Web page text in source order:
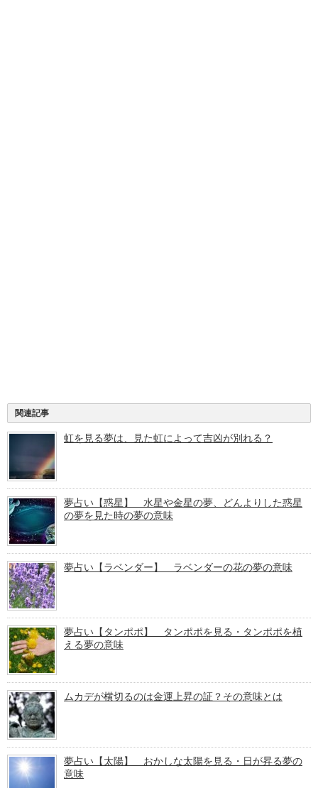
関連記事
虹を見る夢は、見た虹によって吉凶が別れる？
夢占い【惑星】 水星や金星の夢、どんよりした惑星
の夢を見た時の夢の意味
夢占い【ラベンダー】 ラベンダーの花の夢の意味
夢占い【タンポポ】 タンポポを見る・タンポポを植
える夢の意味
ムカデが横切るのは金運上昇の証？その意味とは
夢占い【太陽】 おかしな太陽を見る・日が昇る夢の
意味